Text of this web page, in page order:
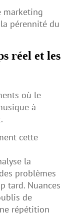
marketing
pérennité du
réel et les
où le
à
cette
la
problèmes
tard. Nuances
de
répétition